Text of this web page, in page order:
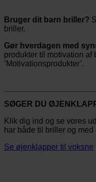
Bruger dit barn briller?
briller.
Gør hverdagen med
produkter til motivation af
’Motivationsprodukter’.
SØGER DU
Klik dig ind og se vores
har både til briller og med
Se øjenklapper til voksne